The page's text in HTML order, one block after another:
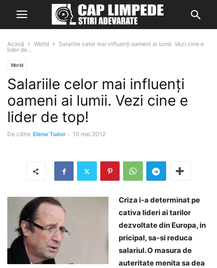
Acasă World
Salariile celor mai influenți oameni ai lumii. Vezi cine e
lider de...
World
Salariile celor mai influenți
oameni ai lumii. Vezi cine e
lider de top!
De către Elena Tudor - 10 mai 2012
Criza i-a determinat pe
cativa lideri ai tarilor
dezvoltate din Europa, in
pricipal, sa-si reduca
salariul. O masura de
auteritate menita sa dea